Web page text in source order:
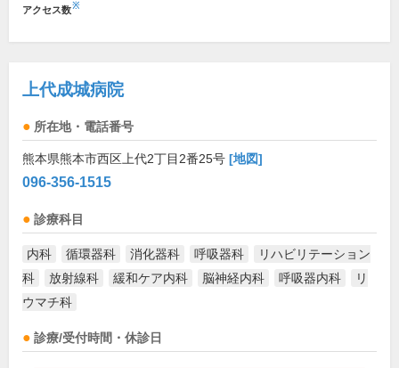
アクセス数※
上代成城病院
所在地・電話番号
熊本県熊本市西区上代2丁目2番25号 [地図]
096-356-1515
診療科目
内科 循環器科 消化器科 呼吸器科
リハビリテーション
科
放射線科 緩和ケア内科 脳神経内科 呼吸器内科
リ
ウマチ科
診療/受付時間・休診日